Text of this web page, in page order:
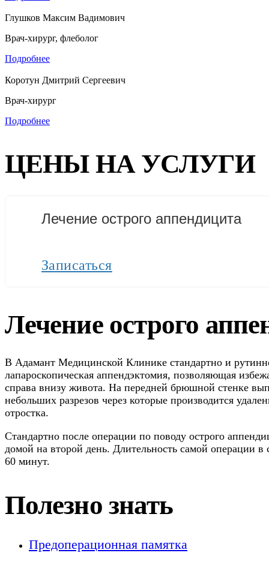
Глушков Максим Вадимович
Врач-хирург, флеболог
Подробнее
Коротун Дмитрий Сергеевич
Врач-хирург
Подробнее
ЦЕНЫ НА УСЛУГИ
Лечение острого аппендицита
Записаться
Лечение острого
В Адамант Медицинской Клинике стандартно и
лапароскопическая аппендэктомия, позволяющая
справа внизу живота. На передней брюшной стенке
небольших разрезов через которые производится
отростка.
Стандартно после операции по поводу острого
домой на второй день. Длительность самой операции в
60 минут.
Полезно знать
Предоперационная памятка